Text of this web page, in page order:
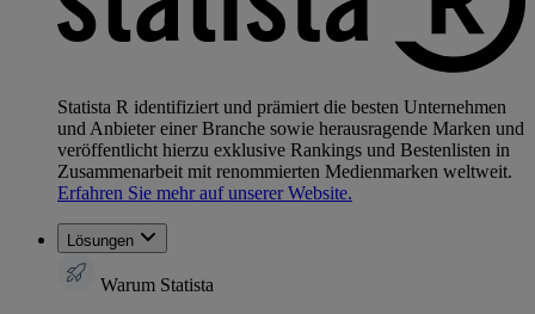
Statista R identifiziert und prämiert die besten Unternehmen
und Anbieter einer Branche sowie herausragende Marken und
veröffentlicht hierzu exklusive Rankings und Bestenlisten in
Zusammenarbeit mit renommierten Medienmarken weltweit.
Erfahren Sie mehr auf unserer Website.
Lösungen
Warum Statista